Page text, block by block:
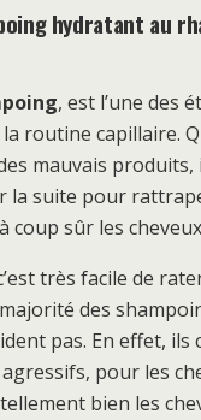
hydratant au
, est l’une des
routine capillaire.
mauvais
la suite pour
coup sûr les
très facile de
des
pas. En effet,
pour les
bien les